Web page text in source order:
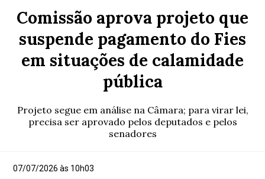
Comissão aprova projeto que
suspende pagamento do Fies
em situações de calamidade
pública
Projeto segue em análise na Câmara; para virar lei,
precisa ser aprovado pelos deputados e pelos
senadores
07/07/2026 às 10h03